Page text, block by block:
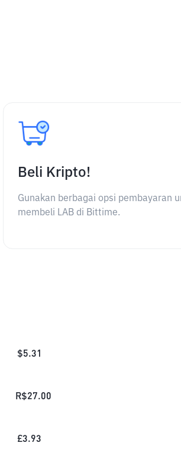
Beli Kripto!
Gunakan berbagai opsi pembayaran
membeli LAB di Bittime.
$5.31
R$27.00
£3.93